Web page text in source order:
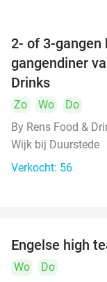
2- of 3-gangen
gangendiner
Drinks
Zo Wo
Do
By Rens Food &
Wijk bij Duurstede
Verkocht: 56
Engelse high
Wo
Do